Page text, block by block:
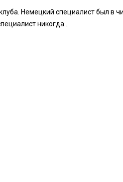
Немецкий специалист был в
никогда...